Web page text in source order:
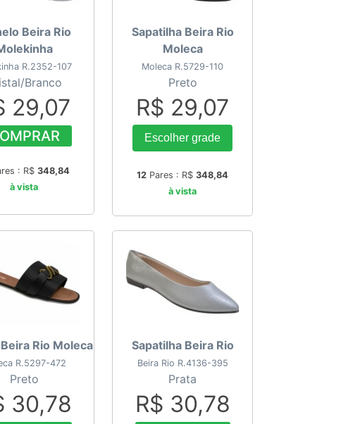
Beira Rio
R.2352-107
Branco
29,07
: R$ 348,84
à vista
Sapatilha Beira Rio
Moleca
Moleca R.5729-110
Preto
R$ 29,07
Escolher grade
12 Pares : R$ 348,84
à vista
Rio Moleca
R.5297-472
Preto
30,78
Sapatilha Beira Rio
Beira Rio R.4136-395
Prata
R$ 30,78